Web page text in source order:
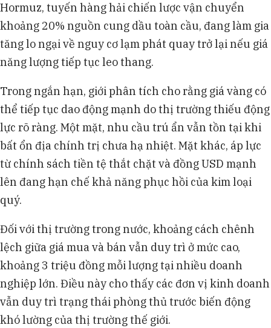
Hormuz, tuyến hàng hải chiến lược vận chuyển
khoảng 20% nguồn cung dầu toàn cầu, đang làm gia
tăng lo ngại về nguy cơ lạm phát quay trở lại nếu giá
năng lượng tiếp tục leo thang.
Trong ngắn hạn, giới phân tích cho rằng giá vàng có
thể tiếp tục dao động mạnh do thị trường thiếu động
lực rõ ràng. Một mặt, nhu cầu trú ẩn vẫn tồn tại khi
bất ổn địa chính trị chưa hạ nhiệt. Mặt khác, áp lực
từ chính sách tiền tệ thắt chặt và đồng USD mạnh
lên đang hạn chế khả năng phục hồi của kim loại
quý.
Đối với thị trường trong nước, khoảng cách chênh
lệch giữa giá mua và bán vẫn duy trì ở mức cao,
khoảng 3 triệu đồng mỗi lượng tại nhiều doanh
nghiệp lớn. Điều này cho thấy các đơn vị kinh doanh
vẫn duy trì trạng thái phòng thủ trước biến động
khó lường của thị trường thế giới.